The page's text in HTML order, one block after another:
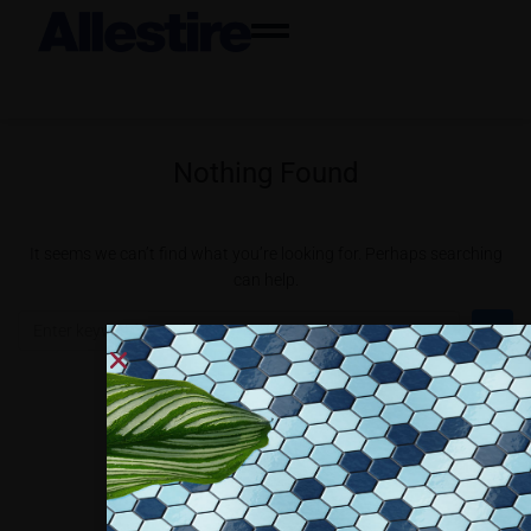
Collaboriamo con